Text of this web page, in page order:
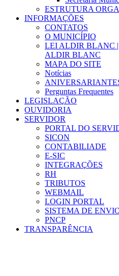
ESTRUTURA
INFORMAÇÕES
CONTATOS
O MUNICÍPIO
LEI ALDIR BLANC |
ALDIR BLANC
MAPA DO SITE
Notícias
Perguntas Frequentes
LEGISLAÇÃO
OUVIDORIA
SERVIDOR
PORTAL DO
SICON
CONTABILIADE
E-SIC
INTEGRAÇÕES
RH
TRIBUTOS
WEBMAIL
LOGIN PORTAL
SISTEMA DE
PNCP
TRANSPARÊNCIA